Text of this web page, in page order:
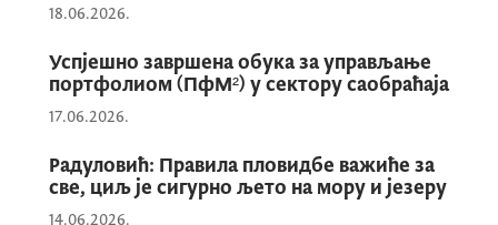
активности које су у надлежности
Министарства поморства сходно
поморско-агенцијској дјелатности.
18.06.2026.
Успјешно завршена обука за управљање
портфолиом (ПфМ²) у сектору саобраћаја
17.06.2026.
Радуловић: Правила пловидбе важиће за
све, циљ је сигурно љето на мору и језеру
14.06.2026.